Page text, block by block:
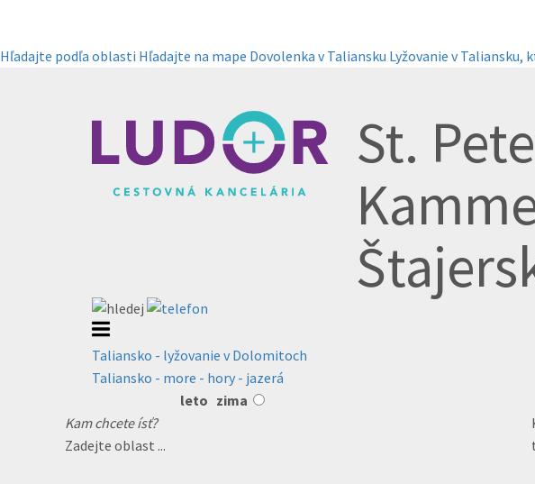
Hľadajte podľa oblasti Hľadajte na mape Dovolenka v Taliansku Lyžovanie v Taliansku,
St.
Taliansko - lyžovanie v Dolomitoch
Taliansko - more - hory - jazerá
leto zima
Kam chcete ísť?
Zadejte oblast ...